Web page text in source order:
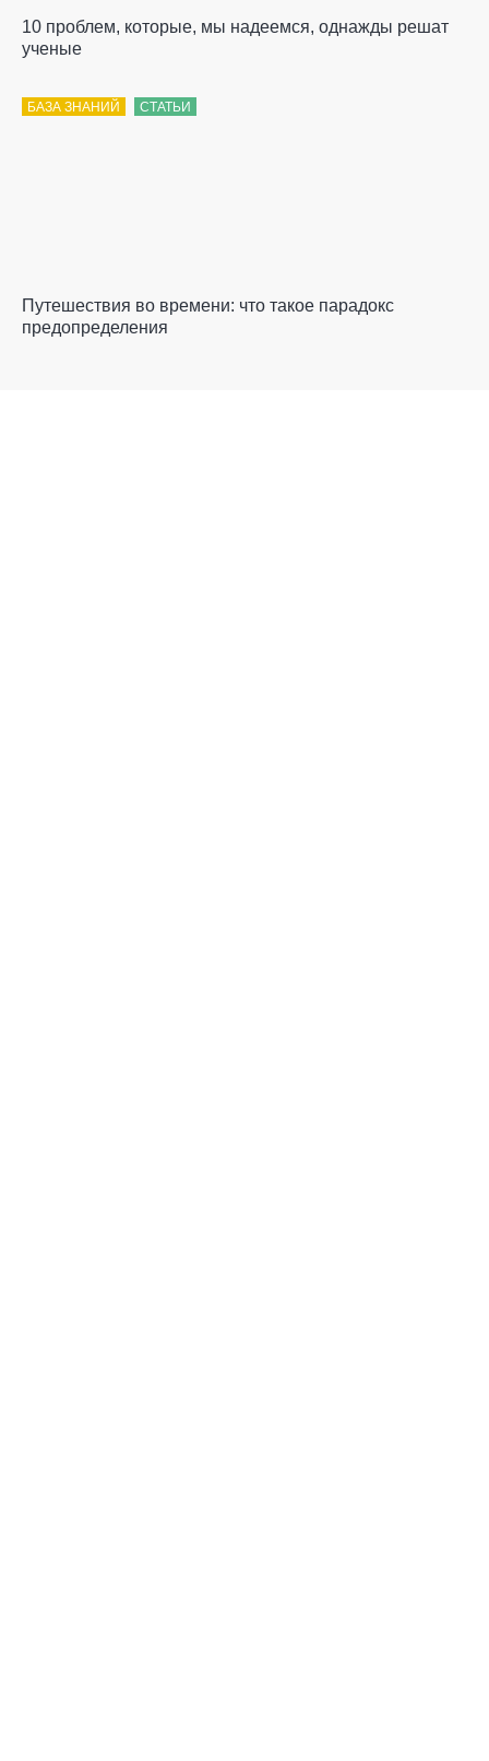
10 проблем, которые, мы надеемся, однажды решат
ученые
БАЗА ЗНАНИЙ СТАТЬИ
Путешествия во времени: что такое парадокс
предопределения